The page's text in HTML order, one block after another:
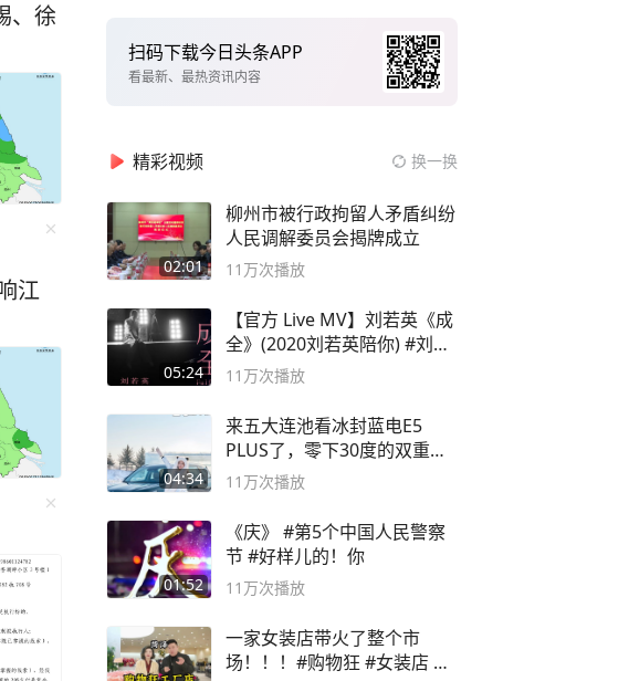
、徐
江
扫码下载今日头条APP
看最新、最热资讯内容
精彩视频 换一换
02:01
柳州市被行政拘留人矛盾纠纷
人民调解委员会揭牌成立
11万次播放
05:24
【官方 Live MV】刘若英《成
全》(2020刘若英陪你) #刘若
英 #成全
11万次播放
04:34
来五大连池看冰封蓝电E5
PLUS了，零下30度的双重冰
封40小时全录
11万次播放
01:52
《庆》 #第5个中国人民警察
节 #好样儿的！你
11万次播放
一家女装店带火了整个市
场！！！#购物狂 #女装店 #